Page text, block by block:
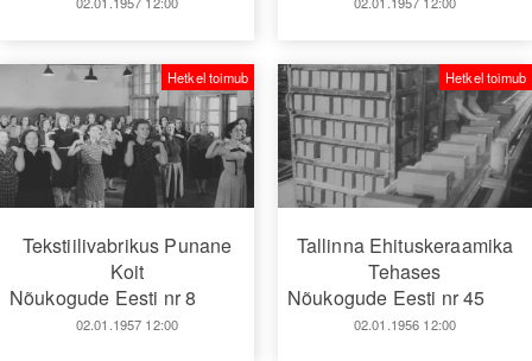
Tekstiilivabrikus Punane
Koit
Nõukogude Eesti nr 8
02.01.1957 12:00
Hetkel toimub
Tallinna Ehituskeraamika
Tehases
Nõukogude Eesti nr 45
02.01.1956 12:00
Hetkel toimub